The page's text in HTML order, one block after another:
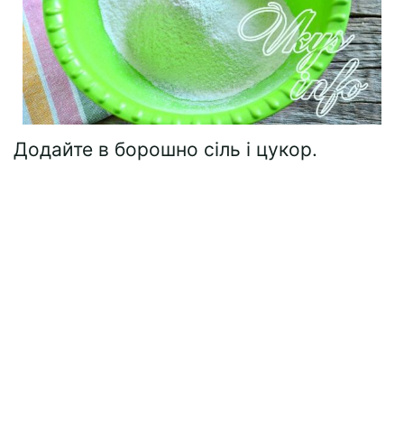
Додайте в борошно сіль і цукор.